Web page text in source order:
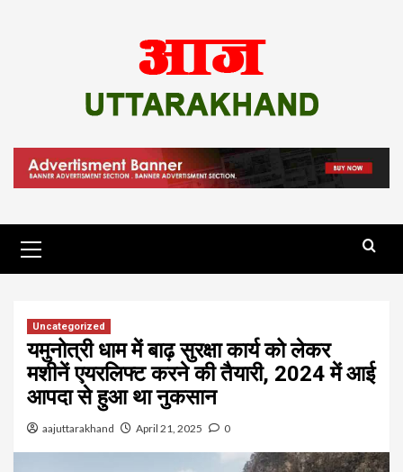
Menu
Uncategorized
यमुनोत्री धाम में बाढ़ सुरक्षा कार्य को लेकर
मशीनें एयरलिफ्ट करने की तैयारी, 2024 में आई
आपदा से हुआ था नुकसान
aajuttarakhand April 21, 2025 0